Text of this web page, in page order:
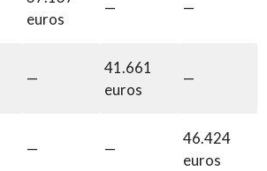
euros
— —
—
41.661
euros
—
— —
46.424
euros